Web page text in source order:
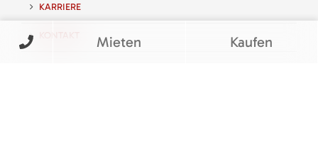
KARRIERE
Mieten Kaufen